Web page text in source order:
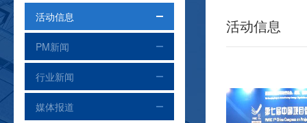
活动信息
PM新闻
行业新闻
媒体报道
活动信息